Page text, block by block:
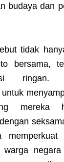
budaya dan
tidak
bersama,
ringan.
mereka
memperkuat
warga